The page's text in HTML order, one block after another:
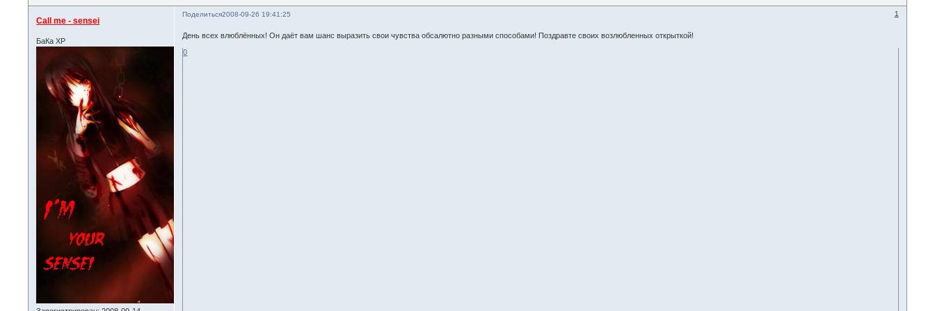
Поделиться 1
2008-09-26 19:41:25
Call me - sensei
БаКа ХР
День всех влюблённых! Он даёт вам шанс выразить свои чувства обсалютно разными способами! Поздравте своих возлюбленных открыткой!
0